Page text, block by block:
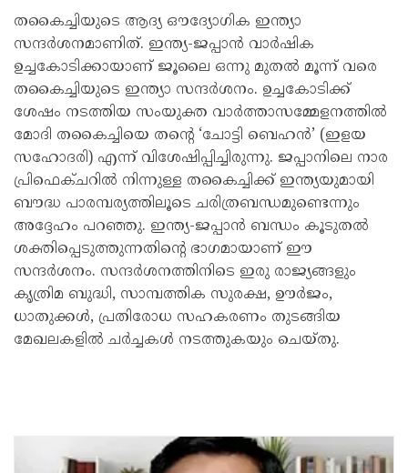
തകൈച്ചിയുടെ ആദ്യ ഔദ്യോഗിക ഇന്ത്യാ
സന്ദർശനമാണിത്. ഇന്ത്യ-ജപ്പാൻ വാർഷിക
ഉച്ചകോടിക്കായാണ് ജൂലൈ ഒന്നു മുതൽ മൂന്ന് വരെ
തകൈച്ചിയുടെ ഇന്ത്യാ സന്ദർശനം. ഉച്ചകോടിക്ക്
ശേഷം നടത്തിയ സംയുക്ത വാർത്താസമ്മേളനത്തിൽ
മോദി തകൈച്ചിയെ തന്റെ ‘ചോട്ടി ബെഹൻ’ (ഇളയ
സഹോദരി) എന്ന് വിശേഷിപ്പിച്ചിരുന്നു. ജപ്പാനിലെ നാര
പ്രിഫെക്ചറിൽ നിന്നുള്ള തകൈച്ചിക്ക് ഇന്ത്യയുമായി
ബൗദ്ധ പാരമ്പര്യത്തിലൂടെ ചരിത്രബന്ധമുണ്ടെന്നും
അദ്ദേഹം പറഞ്ഞു. ഇന്ത്യ-ജപ്പാൻ ബന്ധം കൂടുതൽ
ശക്തിപ്പെടുത്തുന്നതിന്റെ ഭാഗമായാണ് ഈ
സന്ദർശനം. സന്ദർശനത്തിനിടെ ഇരു രാജ്യങ്ങളും
കൃത്രിമ ബുദ്ധി, സാമ്പത്തിക സുരക്ഷ, ഊർജം,
ധാതുക്കൾ, പ്രതിരോധ സഹകരണം തുടങ്ങിയ
മേഖലകളിൽ ചർച്ചകൾ നടത്തുകയും ചെയ്തു.